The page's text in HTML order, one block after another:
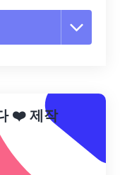
❤️제작